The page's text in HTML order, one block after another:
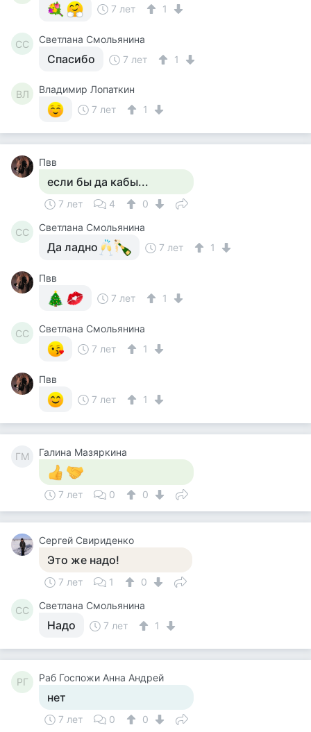
7 лет
1
СС Светлана Смольянина
Спасибо 7 лет 1
ВЛ
Владимир Лопаткин
7 лет
1
Пвв
если бы да кабы...
7 лет 4 0
СС Светлана Смольянина
Да ладно 7 лет 1
Пвв
7 лет
1
СС
Светлана Смольянина
7 лет
1
Пвв
7 лет
1
ГМ Галина Мазяркина
7 лет 0 0
Cергей Свириденко
Это же надо!
7 лет 1 0
СС Светлана Смольянина
Надо 7 лет 1
РГ Раб Госпожи Анна Андрей
нет
7 лет 0 0